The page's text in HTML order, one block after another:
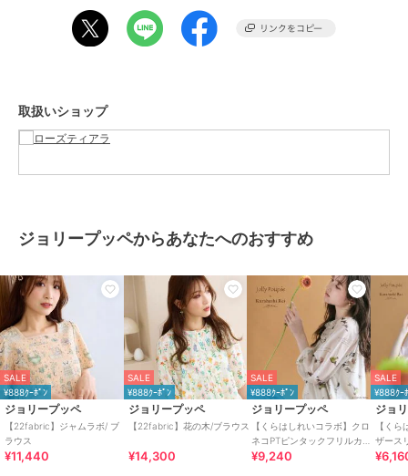
【お取り扱い等について】
たパソコン・スマートフォンなどの環境により、製品と画像のカラー
が若干異なる場合もございます
【Jolly Poupee / ジョリープッペ】
“ かわいい ”がコンセプト
かわいいを楽しむ、個性的なお洋服や小物。
小さなころ、大好きなぬいぐるみを抱きしめていたように
いつでもいっしょにいたい、目の届くところにいてほしい。
癒され、安心できる、かわいいお洋服を提案。
ブランド ジョリープッペ
ショップ ローズティアラ
取扱いショップ
ジョリープッペからあなたへのおすすめ
SALE
¥888ｸｰﾎﾟﾝ
ジョリープッペ
【22fabric】ジャムラボ/ ブ
ラウス
¥11,440
SALE
¥888ｸｰﾎﾟﾝ
ジョリープッペ
【22fabric】花の木/ブラウス
¥14,300
SALE
¥888ｸｰﾎﾟﾝ
ジョリープッペ
【くらはしれいコラボ】クロ
ネコPTピンタックフリルカラ
ーブラウス
¥9,240
SALE
¥888ｸｰ
ジョ
【く
ザース